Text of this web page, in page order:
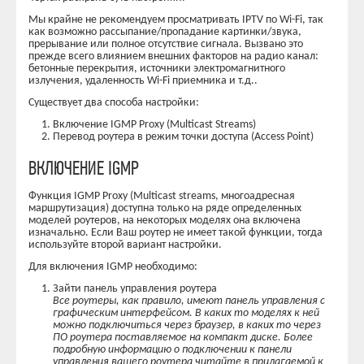
Мы крайне не рекомендуем просматривать IPTV по Wi-Fi, так
как возможно рассыпание/пропадание картинки/звука,
прерывание или полное отсутствие сигнала. Вызвано это
прежде всего влиянием внешних факторов на радио канал:
бетонные перекрытия, источники электромагнитного
излучения, удаленность Wi-Fi приемника и т.д..
Существует два способа настройки:
Включение IGMP Proxy (Multicast Streams)
Перевод роутера в режим точки доступа (Access Point)
ВКЛЮЧЕНИЕ IGMP
Функция IGMP Proxy (Multicast streams, многоадресная
маршрутизация) доступна только на ряде определенных
моделей роутеров, на некоторых моделях она включена
изначально. Если Ваш роутер не имеет такой функции, тогда
используйте второй вариант настройки.
Для включения IGMP необходимо:
Зайти панель управления роутера
Все роутеры, как правило, имеют панель управления с
графическим интерфейсом. В каких то моделях к ней
можно подключиться через браузер, в каких то через
ПО роутера поставляемое на компакт диске. Более
подробную информацию о подключении к панели